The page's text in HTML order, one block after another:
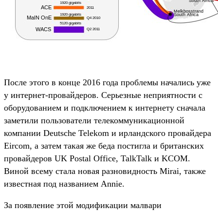
После этого в конце 2016 года проблемы начались уже
у интернет-провайдеров. Серьезные неприятности с
оборудованием и подключением к интернету сначала
заметили пользователи телекоммуникационной
компании Deutsche Telekom и ирландского провайдера
Eircom, а затем такая же беда постигла и британских
провайдеров UK Postal Office, TalkTalk и KCOM.
Виной всему стала новая разновидность Mirai, также
известная под названием Annie.
За появление этой модификации малвари